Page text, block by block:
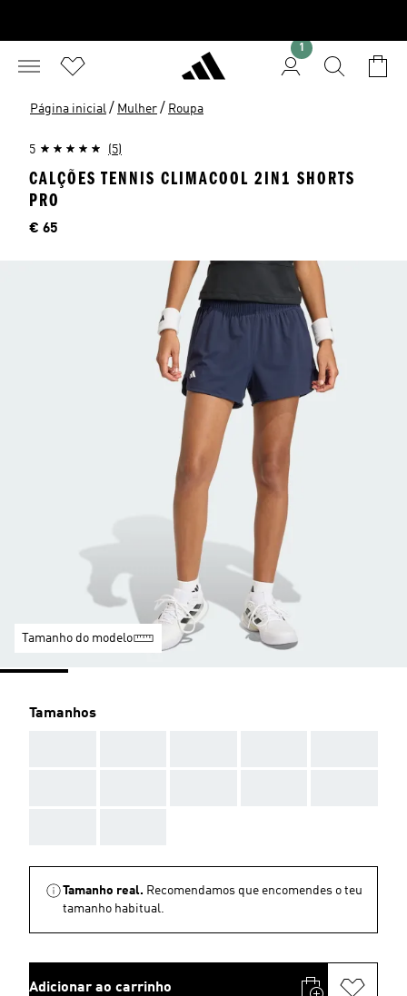
Página inicial / Mulher / Roupa
5 (5)
CALÇÕES TENNIS CLIMACOOL 2IN1 SHORTS
PRO
Preço
€ 65
Tamanho do modelo
Tamanhos
Tamanho real. Recomendamos que encomendes o teu
tamanho habitual.
Adicionar ao carrinho